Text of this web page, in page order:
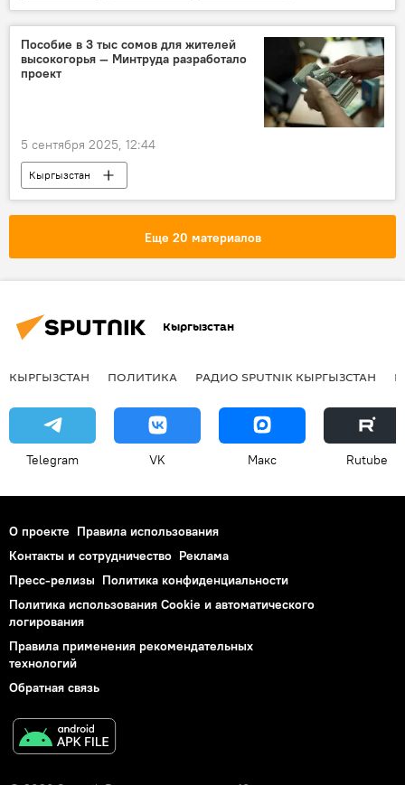
контакты
Владимир Путин
Владивосток
Восточный экономический форум
Пособие в 3 тыс сомов для жителей
высокогорья — Минтруда разработало
проект
5 сентября 2025, 12:44
Кыргызстан
Министерство труда, социального обеспечения и миграции КР
закон
помощь
Еще 20 материалов
Кыргызстан
КЫРГЫЗСТАН ПОЛИТИКА РАДИО SPUTNIK КЫРГЫЗСТАН
Telegram VK Макс Rutube
О проекте Правила использования
Контакты и сотрудничество Реклама
Пресс-релизы Политика конфиденциальности
Политика использования Cookie и автоматического
логирования
Правила применения рекомендательных
технологий
Обратная связь